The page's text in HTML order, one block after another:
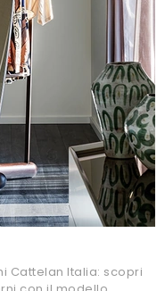
Cattelan Italia: scopri